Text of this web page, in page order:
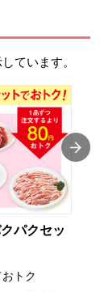
ています。
パクセッ
トク